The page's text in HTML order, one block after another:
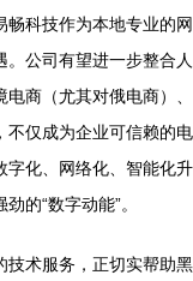
畅科技作为本地专业的网
公司有望进一步整合人
商（尤其对俄电商）、
不仅成为企业可信赖的电
字化、网络化、智能化升
的“数字动能”。
技术服务，正切实帮助黑